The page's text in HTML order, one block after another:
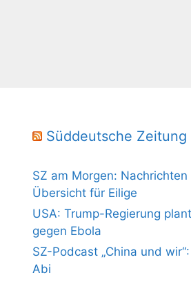
Süddeutsche Zeitung
SZ am Morgen:
Übersicht für Eilige
USA: Trump-Regierung
gegen Ebola
SZ-Podcast „China und
Abi